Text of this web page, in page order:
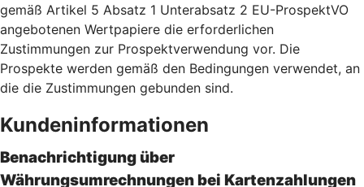
gemäß Artikel 5 Absatz 1 Unterabsatz 2 EU-ProspektVO
angebotenen Wertpapiere die erforderlichen
Zustimmungen zur Prospektverwendung vor. Die
Prospekte werden gemäß den Bedingungen verwendet, an
die die Zustimmungen gebunden sind.
Kundeninformationen
Benachrichtigung über
Währungsumrechnungen bei Kartenzahlungen